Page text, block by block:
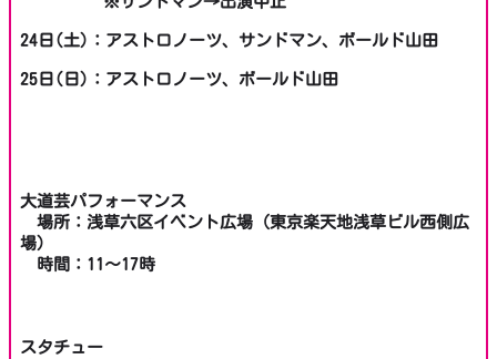
24日(土)：アストロノーツ、サンドマン、ボールド山田
25日(日)：アストロノーツ、ボールド山田
大道芸パフォーマンス
場所：浅草六区イベント広場（東京楽天地浅草ビル西側広
場）
時間：11～17時
スタチュー